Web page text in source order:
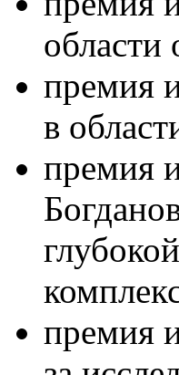
области
премия
в
премия
премия